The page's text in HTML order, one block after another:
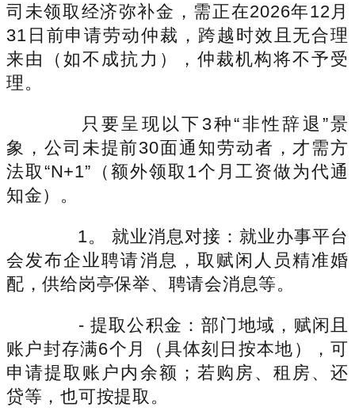
司未领取经济弥补金，需正在2026年12月
31日前申请劳动仲裁，跨越时效且无合理
来由（如不成抗力），仲裁机构将不予受
理。
只要呈现以下3种“非性辞退”景
象，公司未提前30面通知劳动者，才需方
法取“N+1”（额外领取1个月工资做为代通
知金）。
1。 就业消息对接：就业办事平台
会发布企业聘请消息，取赋闲人员精准婚
配，供给岗亭保举、聘请会消息等。
- 提取公积金：部门地域，赋闲且
账户封存满6个月（具体刻日按本地），可
申请提取账户内余额；若购房、租房、还
贷等，也可按提取。